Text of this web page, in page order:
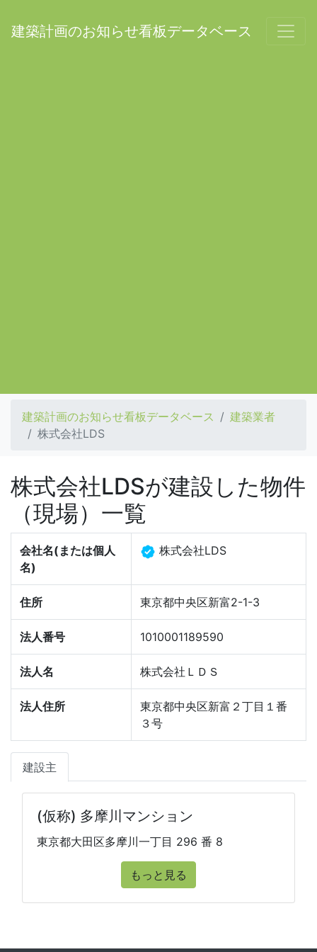
建築計画のお知らせ看板データベース
建築計画のお知らせ看板データベース
建築業者
株式会社LDS
株式会社LDSが建設した物件
（現場）一覧
会社名(または個人
名)
株式会社LDS
住所 東京都中央区新富2-1-3
法人番号 1010001189590
法人名 株式会社ＬＤＳ
法人住所
東京都中央区新富２丁目１番
３号
建設主
(仮称) 多摩川マンション
東京都大田区多摩川一丁目 296 番 8
もっと見る